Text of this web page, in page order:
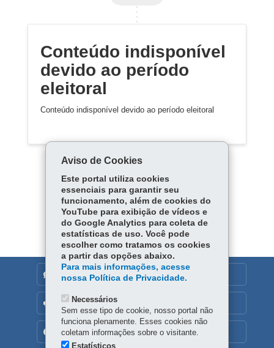
Conteúdo indisponível
devido ao período
eleitoral
Conteúdo indisponível devido ao período eleitoral
Carregar mais
DENUNCIE CORRUPÇÃO
OUVIDORIA
TRANSPARÊNCIA INSTITUCIONAL
Aviso de Cookies
Este portal utiliza cookies
essenciais para garantir seu
funcionamento, além de cookies do
YouTube para exibição de vídeos e
do Google Analytics para coleta de
estatísticas de uso. Você pode
escolher como tratamos os cookies
a partir das opções abaixo.
Para mais informações, acesse
nossa Política de Privacidade.
Necessários
Sem esse tipo de cookie, nosso portal não
funciona plenamente. Esses cookies não
coletam informações sobre o visitante.
Estatísticos